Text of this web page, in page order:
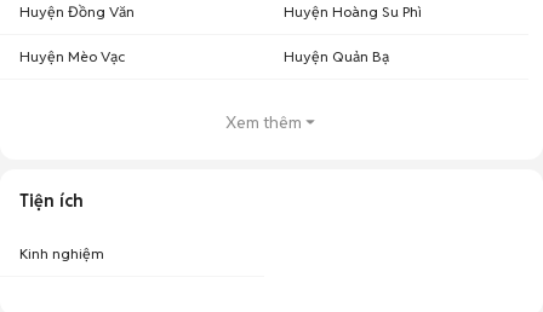
Huyện Đồng Văn Huyện Hoàng Su Phì
Huyện Mèo Vạc Huyện Quản Bạ
Xem thêm
Tiện ích
Kinh nghiệm